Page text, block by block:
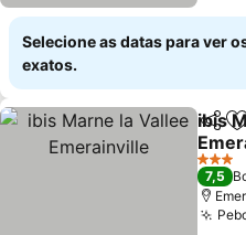
Selecione as datas para ver
exatos.
ibis
Ver
3
7,5